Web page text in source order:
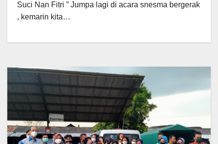
Suci Nan Fitri ” Jumpa lagi di acara snesma bergerak
, kemarin kita…